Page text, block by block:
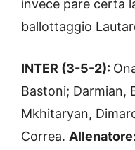
invece pare certa
ballottaggio
INTER (3-5-2):
Bastoni; Darmian,
Mkhitaryan,
Correa. Allenatore: